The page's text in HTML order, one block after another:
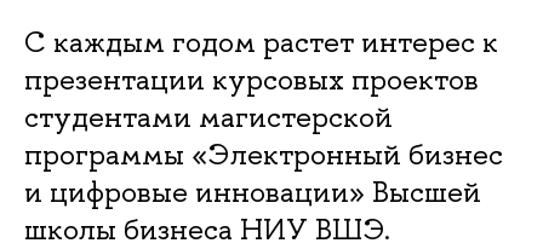
С каждым годом растет интерес к
презентации курсовых проектов
студентами магистерской
программы «Электронный бизнес
и цифровые инновации» Высшей
школы бизнеса НИУ ВШЭ.